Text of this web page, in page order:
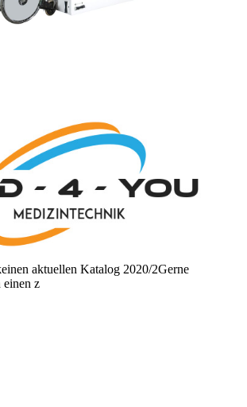
aktuellen Katalog 2020/2Gerne
einen z